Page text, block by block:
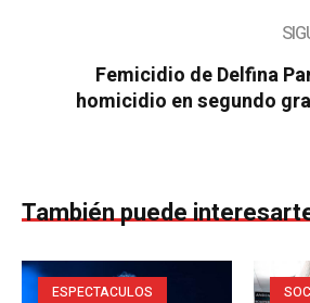
Femicidio de Delfina
homicidio en segundo
También puede
ESPECTACULOS